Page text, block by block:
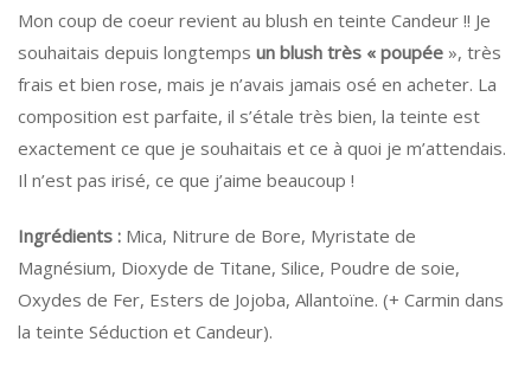
Mon coup de coeur revient au blush en teinte Candeur !! Je
souhaitais depuis longtemps un blush très « poupée », très
frais et bien rose, mais je n’avais jamais osé en acheter. La
composition est parfaite, il s’étale très bien, la teinte est
exactement ce que je souhaitais et ce à quoi je m’attendais.
Il n’est pas irisé, ce que j’aime beaucoup !
Ingrédients : Mica, Nitrure de Bore, Myristate de
Magnésium, Dioxyde de Titane, Silice, Poudre de soie,
Oxydes de Fer, Esters de Jojoba, Allantoïne. (+ Carmin dans
la teinte Séduction et Candeur).